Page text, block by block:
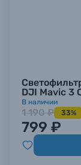
DJI Mavic 3
В наличии
1 190 ₽ 33%
799 ₽